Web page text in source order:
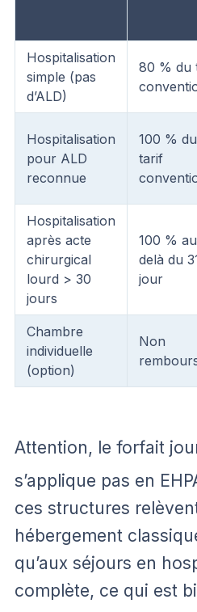
Hospitalisation
simple (pas
d’ALD)
80 % du
Hospitalisation
pour ALD
reconnue
100 % du
tarif
Hospitalisation
après acte
chirurgical
lourd > 30
jours
100 %
delà du
jour
Chambre
individuelle
(option)
Non
Attention, le forfait
s’applique pas en
ces structures
hébergement
qu’aux séjours en
complète, ce qui est